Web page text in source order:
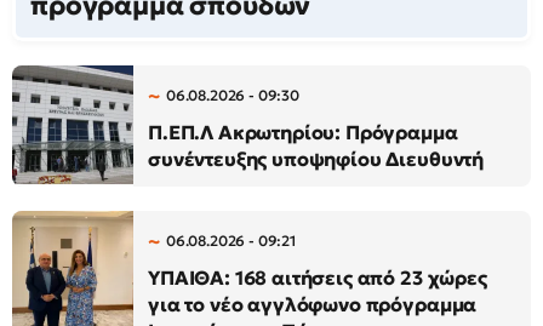
06.08.2026 - 09:30
Π.ΕΠ.Λ Ακρωτηρίου: Πρόγραμμα
συνέντευξης υποψηφίου Διευθυντή
06.08.2026 - 09:21
ΥΠΑΙΘΑ: 168 αιτήσεις από 23 χώρες
για το νέο αγγλόφωνο πρόγραμμα